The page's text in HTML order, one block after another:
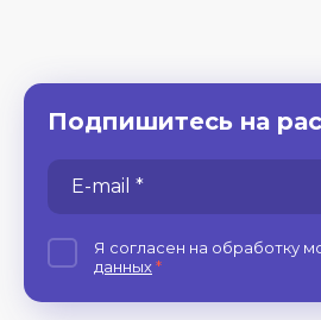
Подпишитесь на
Я согласен на обработку
данных*